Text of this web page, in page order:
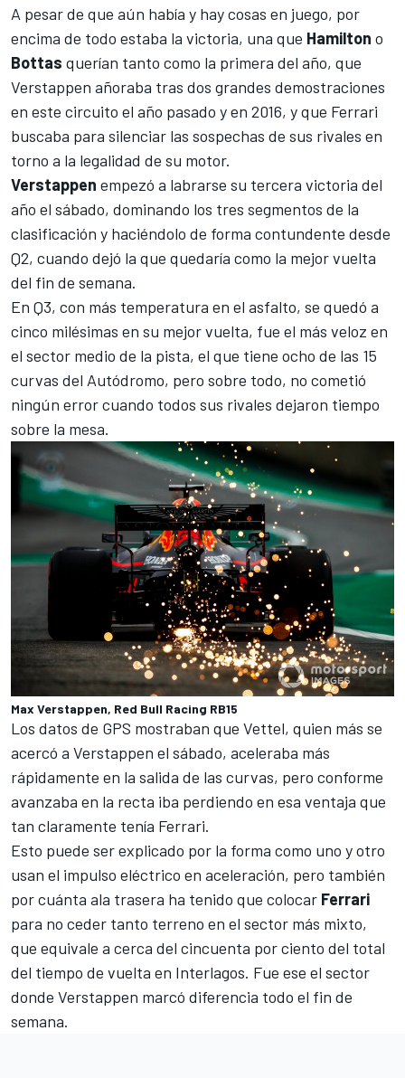
A pesar de que aún había y hay cosas en juego, por
encima de todo estaba la victoria, una que Hamilton o
Bottas querían tanto como la primera del año, que
Verstappen añoraba tras dos grandes demostraciones
en este circuito el año pasado y en 2016, y que Ferrari
buscaba para silenciar las sospechas de sus rivales en
torno a la legalidad de su motor.
Verstappen empezó a labrarse su tercera victoria del
año el sábado, dominando los tres segmentos de la
clasificación y haciéndolo de forma contundente desde
Q2, cuando dejó la que quedaría como la mejor vuelta
del fin de semana.
En Q3, con más temperatura en el asfalto, se quedó a
cinco milésimas en su mejor vuelta, fue el más veloz en
el sector medio de la pista, el que tiene ocho de las 15
curvas del Autódromo, pero sobre todo, no cometió
ningún error cuando todos sus rivales dejaron tiempo
sobre la mesa.
Max Verstappen, Red Bull Racing RB15
Los datos de GPS mostraban que Vettel, quien más se
acercó a Verstappen el sábado, aceleraba más
rápidamente en la salida de las curvas, pero conforme
avanzaba en la recta iba perdiendo en esa ventaja que
tan claramente tenía Ferrari.
Esto puede ser explicado por la forma como uno y otro
usan el impulso eléctrico en aceleración, pero también
por cuánta ala trasera ha tenido que colocar Ferrari
para no ceder tanto terreno en el sector más mixto,
que equivale a cerca del cincuenta por ciento del total
del tiempo de vuelta en Interlagos. Fue ese el sector
donde Verstappen marcó diferencia todo el fin de
semana.